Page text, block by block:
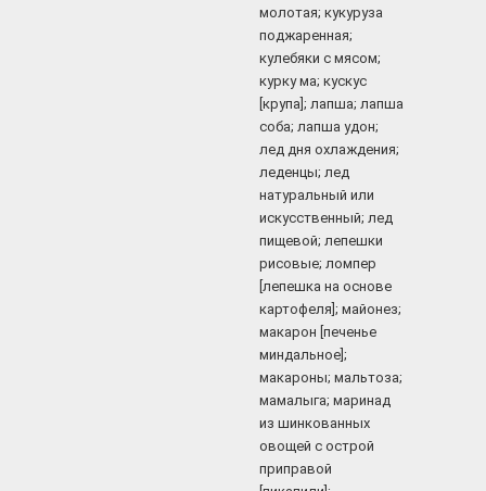
молотая; кукуруза
поджаренная;
кулебяки с мясом;
курку ма; кускус
[крупа]; лапша; лапша
соба; лапша удон;
лед дня охлаждения;
леденцы; лед
натуральный или
искусственный; лед
пищевой; лепешки
рисовые; ломпер
[лепешка на основе
картофеля]; майонез;
макарон [печенье
миндальное];
макароны; мальтоза;
мамалыга; маринад
из шинкованных
овощей с острой
приправой